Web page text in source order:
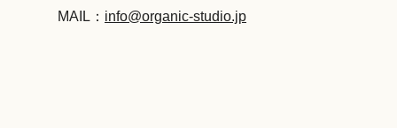
MAIL： info@organic-studio.jp